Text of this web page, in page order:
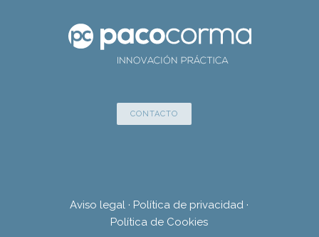
CONTACTO
Aviso legal · Política de privacidad ·
Política de Cookies